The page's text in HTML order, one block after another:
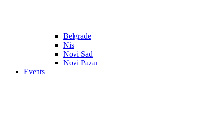
Belgrade
Nis
Novi Sad
Novi Pazar
Events